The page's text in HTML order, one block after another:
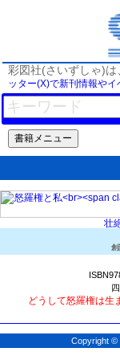
彩図社(さいずしゃ)は
ッター(X)で新刊情報や
壮
創
どうして怒羅権は生
Copyright ©